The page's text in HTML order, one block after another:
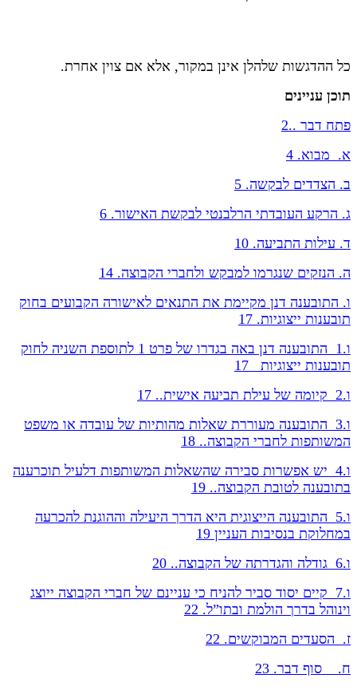
כל ההדגשות שלהלן אינן במקור, אלא אם צוין אחרת.
תוכן עניינים
פתח דבר ..2
א. מבוא. 4
ב. הצדדים לבקשה. 5
ג. הרקע העובדתי הרלבנטי לבקשת האישור. 6
ד. עילות התביעה. 10
ה. הנזקים שנגרמו למבקש ולחברי הקבוצה. 14
ו. התובענה דנן מקיימת את התנאים לאישורה הקבועים בחוק
תובענות ייצוגיות. 17
ו.1 התובענה דנן באה בגדרו של פרט 1 לתוספת השניה לחוק
תובענות ייצוגיות 17
ו.2 קיומה של עילת תביעה אישית.. 17
ו.3 התובענה מעוררת שאלות מהותיות של עובדה או משפט
המשותפות לחברי הקבוצה.. 18
ו.4 יש אפשרות סבירה שהשאלות המשותפות דלעיל תוכרענה
בתובענה לטובת הקבוצה.. 19
ו.5 התובענה הייצוגית היא הדרך היעילה וההוגנת להכרעה
במחלוקת בנסיבות העניין 19
ו.6 גודלה והגדרתה של הקבוצה.. 20
ו.7 קיים יסוד סביר להניח כי עניינם של חברי הקבוצה ייוצג
וינוהל בדרך הולמת ובתו”ל. 22
ז. הסעדים המבוקשים. 22
ח. סוף דבר. 23